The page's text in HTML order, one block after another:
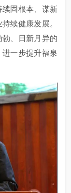
固根本、谋新
续健康发展。
、日新月异的
一步提升福泉